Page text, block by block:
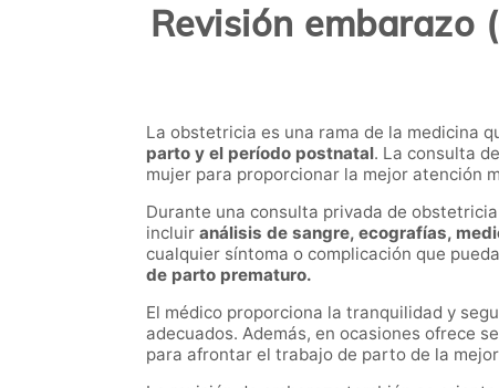
Revisión embarazo
La obstetricia es una rama de la medicina
parto y el período postnatal. La consulta
mujer para proporcionar la mejor atención
Durante una consulta privada de
incluir análisis de sangre, ecografías,
cualquier síntoma o complicación que
de parto prematuro.
El médico proporciona la tranquilidad y
adecuados. Además, en ocasiones ofrece
para afrontar el trabajo de parto de la